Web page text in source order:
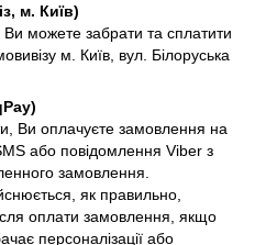
м. Київ)
можете забрати та сплатити
м. Київ, вул. Білоруська
Ви оплачуєте замовлення на
або повідомлення Viber з
замовлення.
як правильно,
оплати замовлення, якщо
персоналізації або